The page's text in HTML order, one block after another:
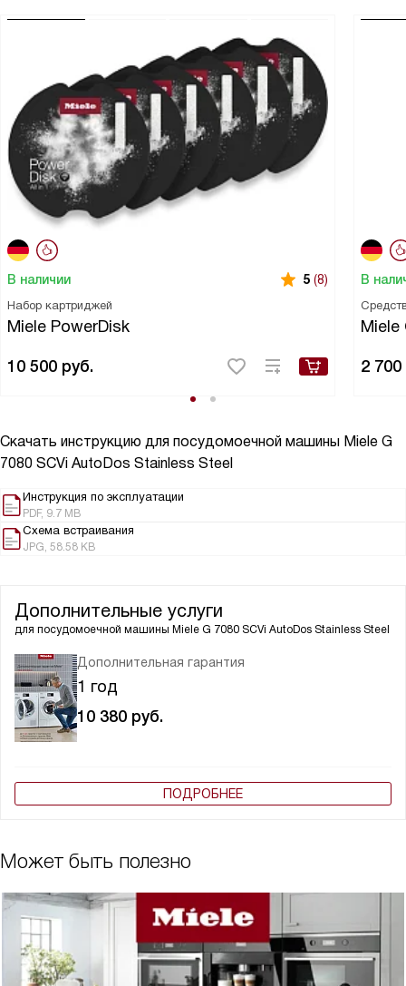
В наличии 5 (8)
Набор картриджей
Miele PowerDisk
10 500 руб.
В
Miele
2 700
Скачать инструкцию для посудомоечной машины Miele G
7080 SCVi AutoDos Stainless Steel
Инструкция по эксплуатации
PDF, 9.7 MB
Схема встраивания
JPG, 58.58 KB
Дополнительные услуги
для посудомоечной машины Miele G 7080 SCVi AutoDos Stainless Steel
Дополнительная гарантия
1 год
10 380 руб.
ПОДРОБНЕЕ
Может быть полезно